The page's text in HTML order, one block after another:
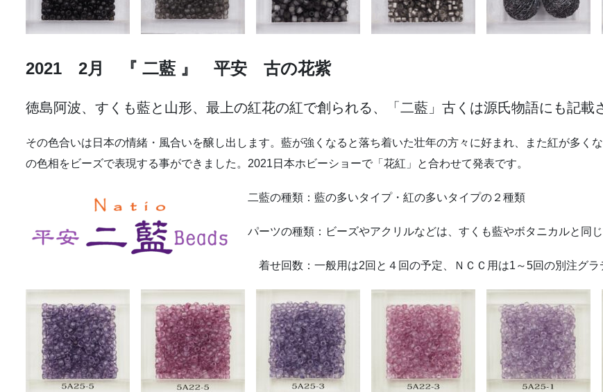
2021 2月 『 二藍 』 平安 古の花紫
徳島阿波、すくも藍と山形、最上の紅花の紅で創られる、「二藍」古くは源氏物語にも記載
その色合いは日本の情緒・風合いを醸し出します。藍が強くなると落ち着いた壮年の方々に好まれ、また紅が多く
の色相をビーズで表現する事ができました。2021日本ホビーショーで「花紅」と合わせて発表です。
二藍の種類：藍の多いタイプ・紅の多いタイプの２種類
パーツの種類：ビーズやアクリルなどは、すくも藍やボタニカルと同じ
着せ回数：一般用は2回と４回の予定、ＮＣＣ用は1～5回の別注グラ